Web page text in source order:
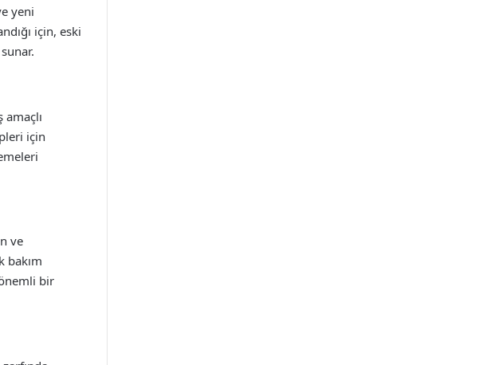
yeni
için, eski
amaçlı
için
ve
bakım
bir